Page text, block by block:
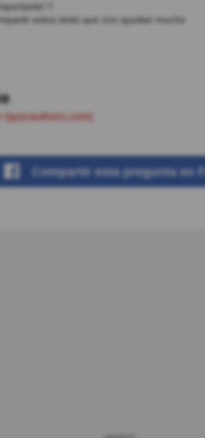
!!
estos tests que nos ayudan mucho
(quizauthors.com)
Compartir esta preguntaen